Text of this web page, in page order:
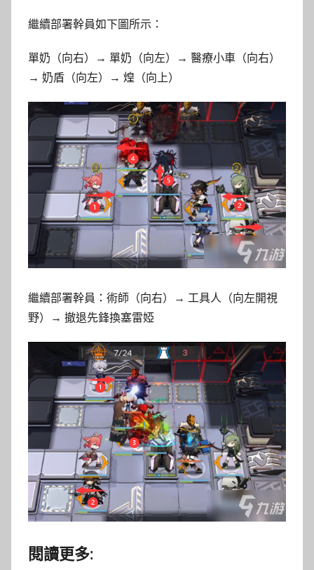
繼續部署幹員如下圖所示：
單奶（向右）→ 單奶（向左）→ 醫療小車（向右）
→ 奶盾（向左）→ 煌（向上）
繼續部署幹員：術師（向右）→ 工具人（向左開視
野）→ 撤退先鋒換塞雷婭
閱讀更多: